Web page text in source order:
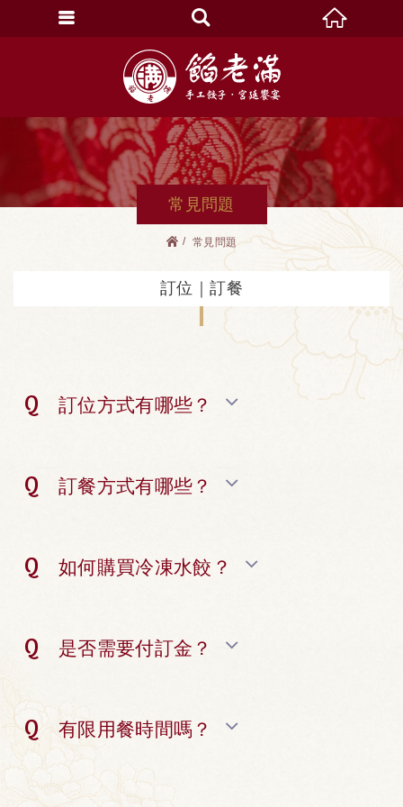
常見問題
常見問題
訂位｜訂餐
訂位方式有哪些？
訂餐方式有哪些？
如何購買冷凍水餃？
是否需要付訂金？
有限用餐時間嗎？